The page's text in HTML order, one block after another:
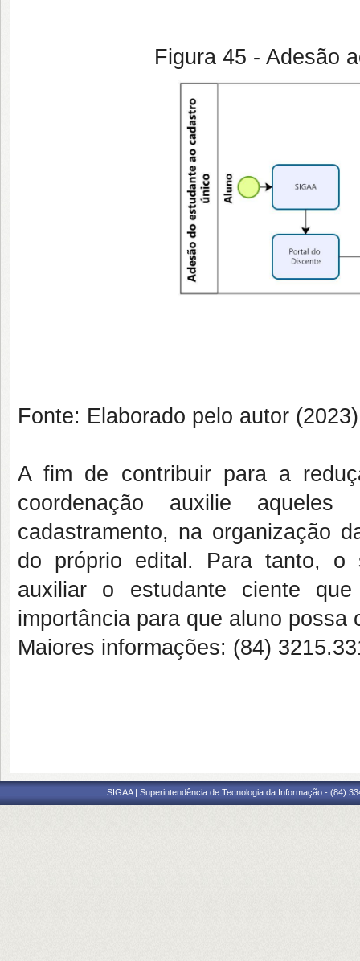
Figura 45 - Adesão
Fonte: Elaborado pelo autor (2023)
A fim de contribuir para a
coordenação auxilie
cadastramento, na organização
do próprio edital. Para tanto, o
auxiliar o estudante ciente
importância para que aluno
Maiores informações: (84)
SIGAA | Superintendência de Tecnologia da Informação - (84)